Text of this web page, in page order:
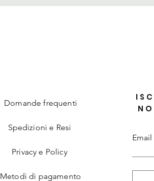
Domande frequenti
Spedizioni e Resi
Privacy e Policy
Metodi di pagamento
Email